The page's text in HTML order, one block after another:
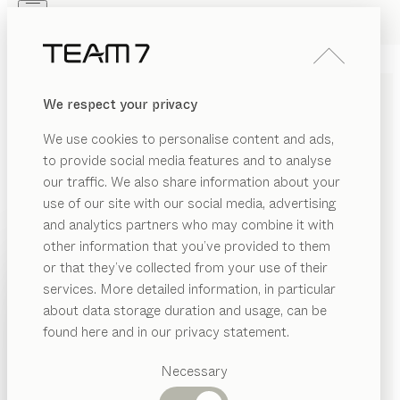
We respect your privacy
We use cookies to personalise content and ads,
to provide social media features and to analyse
our traffic. We also share information about your
use of our site with our social media, advertising
and analytics partners who may combine it with
other information that you’ve provided to them
or that they’ve collected from your use of their
services. More detailed information, in particular
about data storage duration and usage, can be
found here and in our privacy statement.
Necessary
PRODUITS
INSPIRATION
REVENDEUR
Catégories
suggérées
PRODUITS
INSPIRATION
QUI SOMMES-NOUS
REVENDEUR
LIT BÉBÉkids
Stefan Radinger
Notre lit bébé kids séduit par son design sobre. Ce
berceau très léger intemporel, spécialement conçu
pour les nouveaux-nés, les accueille pour leurs
premières nuits et siestes.
CONFIGURER
ESSENCES DE BOIS
Sauf stipulation contraire, toutes les surfaces en bois